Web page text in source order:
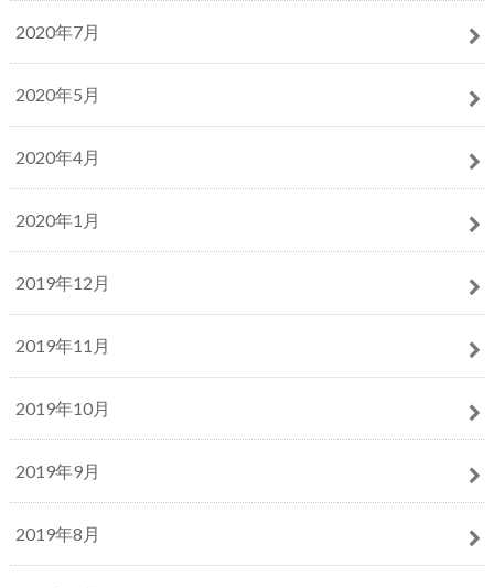
2020年7月
2020年5月
2020年4月
2020年1月
2019年12月
2019年11月
2019年10月
2019年9月
2019年8月